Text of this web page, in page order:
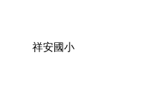
祥安國小